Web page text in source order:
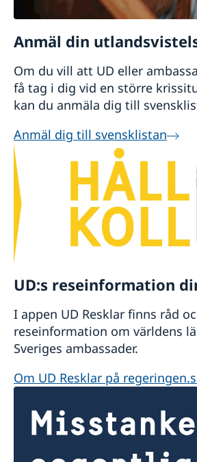
Anmäl din
Om du vill att UD eller
få tag i dig vid en större
kan du anmäla dig till
Anmäl dig till svensklistan
UD:s reseinformation
I appen UD Resklar finns råd
reseinformation om världens
Sveriges ambassader.
Om UD Resklar på